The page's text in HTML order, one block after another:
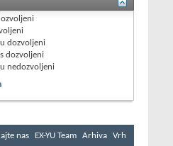
dozvoljeni
dozvoljeni
nedozvoljeni
nas EX-YU Team Arhiva Vrh